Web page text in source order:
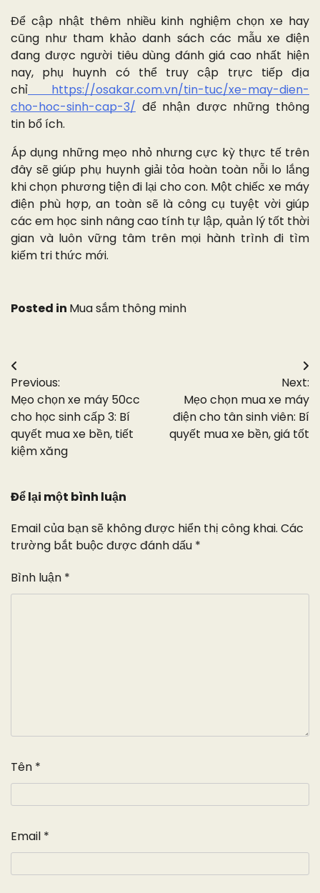
Để cập nhật thêm nhiều kinh nghiệm chọn xe hay
cũng như tham khảo danh sách các mẫu xe điện
đang được người tiêu dùng đánh giá cao nhất hiện
nay, phụ huynh có thể truy cập trực tiếp địa
chỉ
https://osakar.com.vn/tin-tuc/xe-may-dien-
cho-hoc-sinh-cap-3/ để nhận được những thông
tin bổ ích.
Áp dụng những mẹo nhỏ nhưng cực kỳ thực tế trên
đây sẽ giúp phụ huynh giải tỏa hoàn toàn nỗi lo lắng
khi chọn phương tiện đi lại cho con. Một chiếc xe máy
điện phù hợp, an toàn sẽ là công cụ tuyệt vời giúp
các em học sinh nâng cao tính tự lập, quản lý tốt thời
gian và luôn vững tâm trên mọi hành trình đi tìm
kiếm tri thức mới.
Posted in Mua sắm thông minh
Điều
hướng
bài
viết
Previous:
Mẹo chọn xe máy 50cc
cho học sinh cấp 3: Bí
quyết mua xe bền, tiết
kiệm xăng
Next:
Mẹo chọn mua xe máy
điện cho tân sinh viên: Bí
quyết mua xe bền, giá tốt
Để lại một bình luận
Email của bạn sẽ không được hiển thị công khai. Các
trường bắt buộc được đánh dấu *
Bình luận *
Tên *
Email *